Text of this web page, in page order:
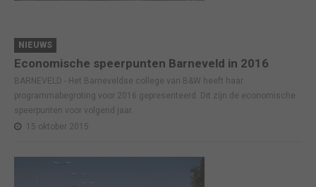
NIEUWS
Economische speerpunten Barneveld in 2016
BARNEVELD - Het Barneveldse college van B&W heeft haar
programmabegroting voor 2016 gepresenteerd. Dit zijn de economische
speerpunten voor volgend jaar.
15 oktober 2015